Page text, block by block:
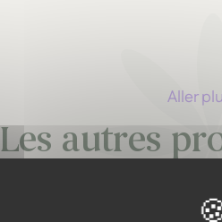
Aller
Les autres